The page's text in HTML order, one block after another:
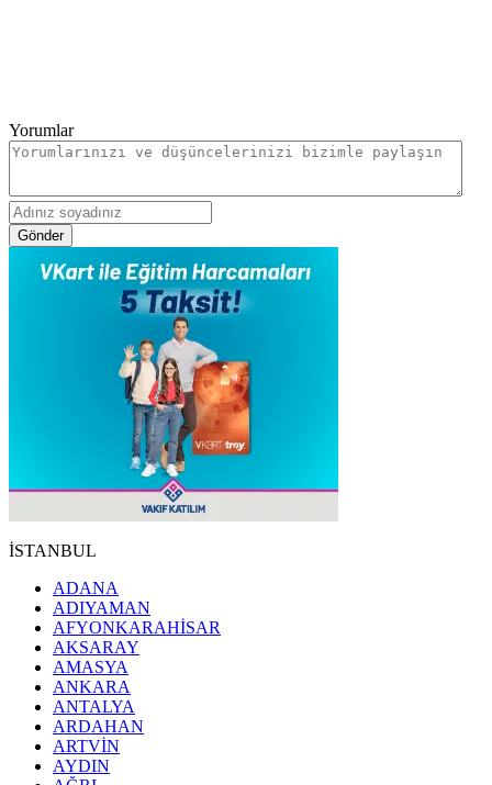
Yorumlar
Gönder
İSTANBUL
ADANA
ADIYAMAN
AFYONKARAHİSAR
AKSARAY
AMASYA
ANKARA
ANTALYA
ARDAHAN
ARTVİN
AYDIN